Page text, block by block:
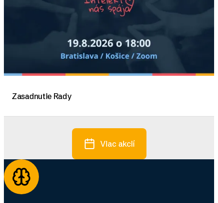
Zasadnutie Rady
Viac akcií